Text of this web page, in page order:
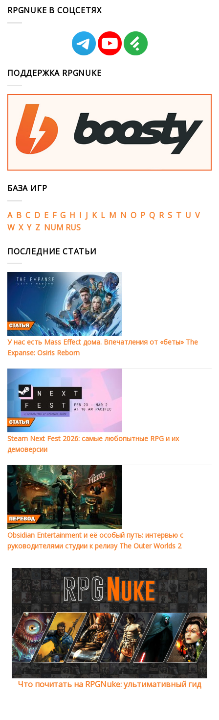
RPGNUKE В СОЦСЕТЯХ
ПОДДЕРЖКА RPGNUKE
БАЗА ИГР
A B C D E F G H I J K L M N O P Q R S T U V
W X Y Z NUM RUS
ПОСЛЕДНИЕ СТАТЬИ
У нас есть Mass Effect дома. Впечатления от «беты» The
Expanse: Osiris Reborn
Steam Next Fest 2026: самые любопытные RPG и их
демоверсии
Obsidian Entertainment и её особый путь: интервью с
руководителями студии к релизу The Outer Worlds 2
Что почитать на RPGNuke: ультимативный гид